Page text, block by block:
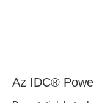
Az IDC®